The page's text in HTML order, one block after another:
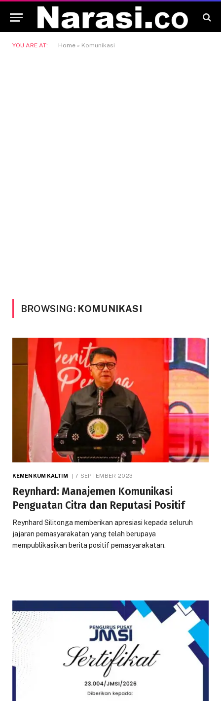
YOU ARE AT: Home » Komunikasi
BROWSING: KOMUNIKASI
KEMENKUM KALTIM 7 SEPTEMBER 2023
Reynhard: Manajemen Komunikasi
Penguatan Citra dan Reputasi Positif
Reynhard Silitonga memberikan apresiasi kepada seluruh
jajaran pemasyarakatan yang telah berupaya
mempublikasikan berita positif pemasyarakatan.